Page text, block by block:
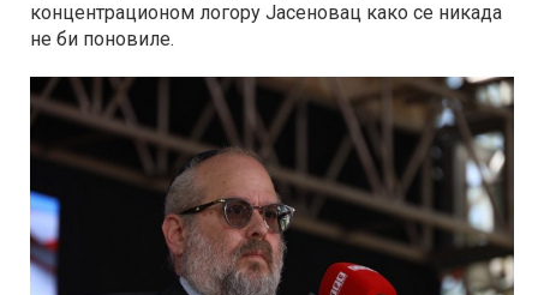
концентрационом логору Јасеновац како се никада
не би поновиле.